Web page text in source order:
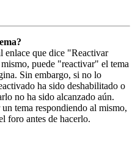
enlace que dice "Reactivar
puede "reactivar" el tema
Sin embargo, si no lo
ha sido deshabilitado o
no ha sido alcanzado aún.
tema respondiendo al mismo,
foro antes de hacerlo.